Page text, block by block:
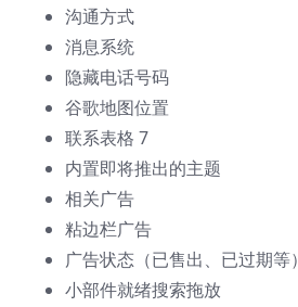
沟通方式
消息系统
隐藏电话号码
谷歌地图位置
联系表格 7
内置即将推出的主题
相关广告
粘边栏广告
广告状态（已售出、已过期等）
小部件就绪搜索拖放